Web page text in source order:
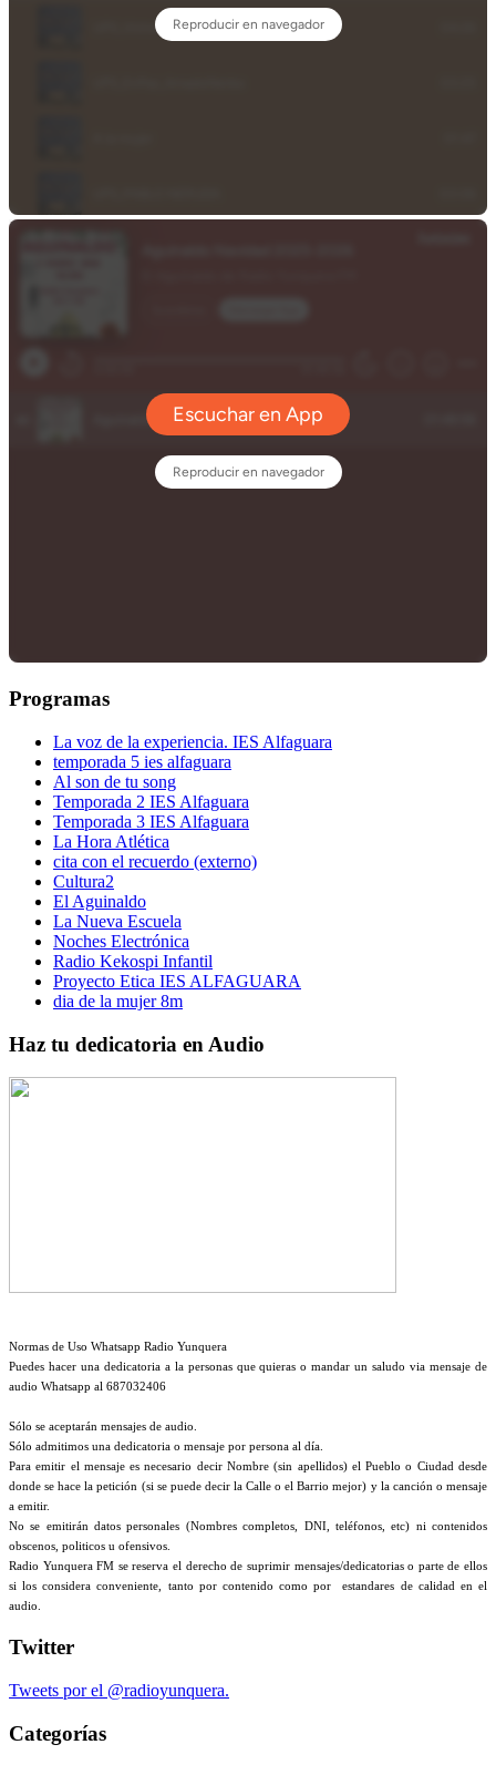
Programas
La voz de la experiencia. IES Alfaguara
temporada 5 ies alfaguara
Al son de tu song
Temporada 2 IES Alfaguara
Temporada 3 IES Alfaguara
La Hora Atlética
cita con el recuerdo (externo)
Cultura2
El Aguinaldo
La Nueva Escuela
Noches Electrónica
Radio Kekospi Infantil
Proyecto Etica IES ALFAGUARA
dia de la mujer 8m
Haz tu dedicatoria en Audio
Normas de Uso Whatsapp Radio Yunquera
Puedes hacer una dedicatoria a la personas que quieras o mandar un saludo via mensaje de
audio Whatsapp al 687032406
Sólo se aceptarán mensajes de audio.
Sólo admitimos una dedicatoria o mensaje por persona al día.
Para emitir el mensaje es necesario decir Nombre (sin apellidos) el Pueblo o Ciudad desde
donde se hace la petición (si se puede decir la Calle o el Barrio mejor) y la canción o mensaje
a emitir.
No se emitirán datos personales (Nombres completos, DNI, teléfonos, etc) ni contenidos
obscenos, politicos u ofensivos.
Radio Yunquera FM se reserva el derecho de suprimir mensajes/dedicatorias o parte de ellos
si los considera conveniente, tanto por contenido como por estandares de calidad en el
audio.
Twitter
Tweets por el @radioyunquera.
Categorías